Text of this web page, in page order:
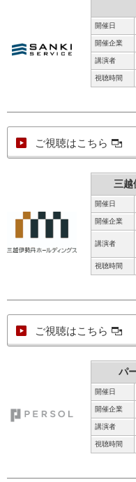
開催日
開催企業
講演者
視聴時間
ご視聴はこちら
三越
開催日
開催企業
講演者
視聴時間
ご視聴はこちら
パ
開催日
開催企業
講演者
視聴時間